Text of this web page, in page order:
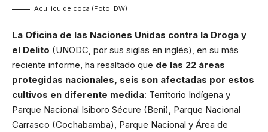
Acullicu de coca (Foto: DW)
La Oficina de las Naciones Unidas contra la Droga y
el Delito (UNODC, por sus siglas en inglés), en su más
reciente informe, ha resaltado que de las 22 áreas
protegidas nacionales, seis son afectadas por estos
cultivos en diferente medida: Territorio Indígena y
Parque Nacional Isiboro Sécure (Beni), Parque Nacional
Carrasco (Cochabamba), Parque Nacional y Área de